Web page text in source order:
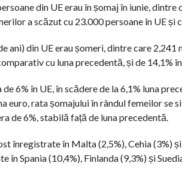
din UE erau în șomaj în iunie, dintre
a scăzut cu 23.000 persoane în UE și
ani) din UE erau șomeri, dintre care 2,241
cu luna precedentă, și de 14,1%
6% în UE, în scădere de la 6,1% luna
euro, rata șomajului în rândul femeilor se
de 6%, stabilă față de luna precedentă.
înregistrate în Malta (2,5%), Cehia (3%)
Spania (10,4%), Finlanda (9,3%) și